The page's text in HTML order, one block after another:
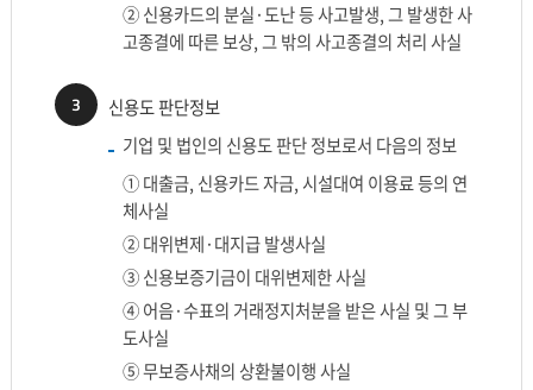
② 신용카드의 분실·도난 등 사고발생, 그 발생한 사
고종결에 따른 보상, 그 밖의 사고종결의 처리 사실
3
신용도 판단정보
기업 및 법인의 신용도 판단 정보로서 다음의 정보
① 대출금, 신용카드 자금, 시설대여 이용료 등의 연
체사실
② 대위변제·대지급 발생사실
③ 신용보증기금이 대위변제한 사실
④ 어음·수표의 거래정지처분을 받은 사실 및 그 부
도사실
⑤ 무보증사채의 상환불이행 사실